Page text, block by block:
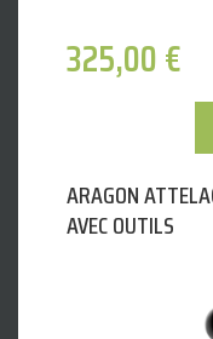
325,00€
ARAGON
AVEC OUTILS